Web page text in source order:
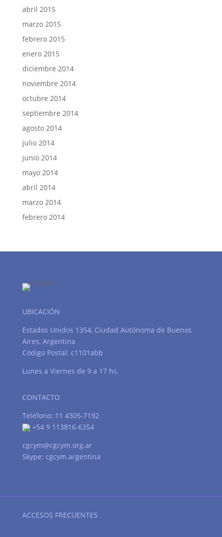
abril 2015
marzo 2015
febrero 2015
enero 2015
diciembre 2014
noviembre 2014
octubre 2014
septiembre 2014
agosto 2014
julio 2014
junio 2014
mayo 2014
abril 2014
marzo 2014
febrero 2014
UBICACIÓN
Estados Unidos 1354, Ciudad Autónoma de Buenos
Aires, Argentina
Código Postal: c1101abb
Lunes a Viernes de 9 a 17 hs.
CONTACTO
Teléfono: 11 4305-7192
+54 9 113816-6354
cgcym@cgcym.org.ar
Skype: cgcym.argentina
ACCESOS FRECUENTES